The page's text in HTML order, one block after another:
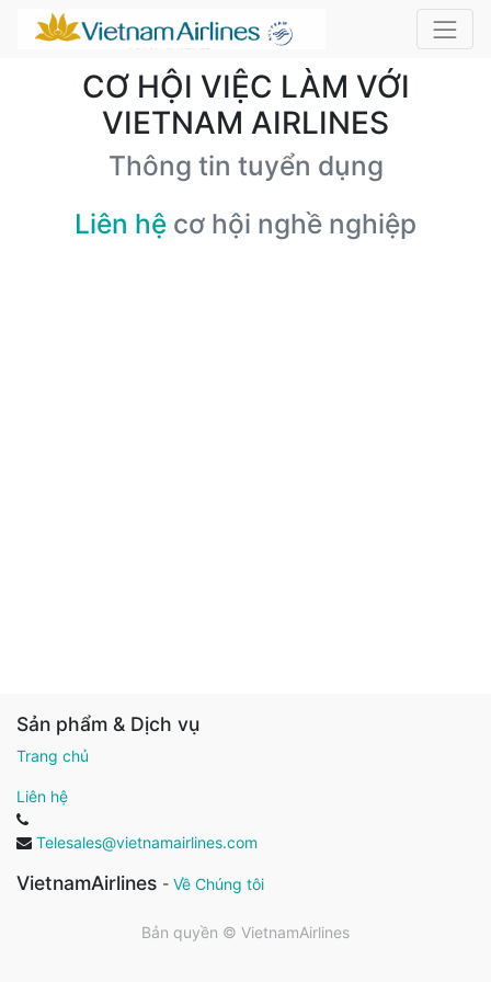
CƠ HỘI VIỆC LÀM VỚI
VIETNAM AIRLINES
Thông tin tuyển dụng
Liên hệ cơ hội nghề nghiệp
Sản phẩm & Dịch vụ
Trang chủ
Liên hệ
Telesales@vietnamairlines.com
VietnamAirlines - Về Chúng tôi
Bản quyền © VietnamAirlines